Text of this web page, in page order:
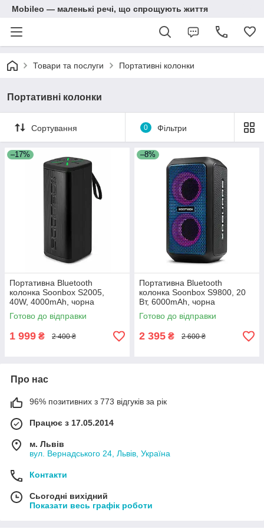
Mobileo — маленькі речі, що спрощують життя
Товари та послуги Портативні колонки
Портативні колонки
Сортування 0 Фільтри
–17%
Портативна Bluetooth
колонка Soonbox S2005,
40W, 4000mAh, чорна
Готово до відправки
1 999 ₴ 2 400 ₴
–8%
Портативна Bluetooth
колонка Soonbox S9800, 20
Вт, 6000mAh, чорна
Готово до відправки
2 395 ₴ 2 600 ₴
Про нас
96% позитивних з 773 відгуків за рік
Працює з 17.05.2014
м. Львів
вул. Вернадського 24, Львів, Україна
Контакти
Сьогодні вихідний
Показати весь графік роботи